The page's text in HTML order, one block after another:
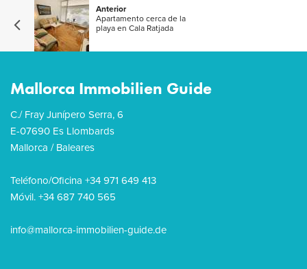
Anterior
Apartamento cerca de la
playa en Cala Ratjada
Mallorca Immobilien Guide
C./ Fray Junípero Serra, 6
E-07690 Es Llombards
Mallorca / Baleares
Teléfono/Oficina +34 971 649 413
Móvil. +34 687 740 565
info@mallorca-immobilien-guide.de